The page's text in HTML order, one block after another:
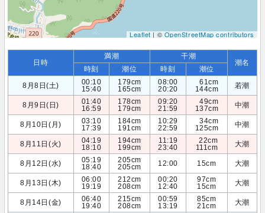
Leaflet| ©OpenStreetMap contributors
日時
満潮 干潮
潮名
時刻 潮位 時刻
潮位
8月8日(土)
00:10
15:40
179cm
165cm
08:00
20:20
61cm
144cm
若潮
8月9日(日)
01:40
16:59
178cm
179cm
09:20
21:59
49cm
137cm
中潮
8月10日(月)
03:10
17:39
184cm
191cm
10:29
22:59
34cm
125cm
中潮
8月11日(火)
04:19
18:10
194cm
199cm
11:19
23:40
22cm
111cm
大潮
8月12日(水)
05:19
18:40
205cm
205cm
12:00 15cm 大潮
8月13日(木)
06:00
19:19
212cm
208cm
00:20
12:40
97cm
15cm
大潮
8月14日(金)
06:40
19:40
215cm
208cm
00:59
13:19
85cm
21cm
大潮